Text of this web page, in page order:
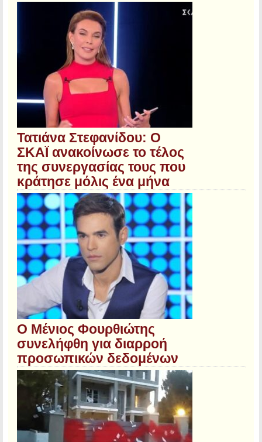
Τατιάνα Στεφανίδου: Ο
ΣΚΑΪ ανακοίνωσε το τέλος
της συνεργασίας τους που
κράτησε μόλις ένα μήνα
Ο Μένιος Φουρθιώτης
συνελήφθη για διαρροή
προσωπικών δεδομένων